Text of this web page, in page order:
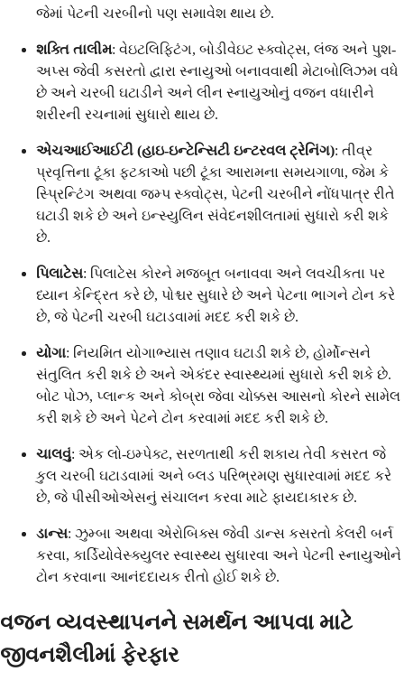
જેમાં પેટની ચરબીનો પણ સમાવેશ થાય છે.
શક્તિ તાલીમ: વેઇટલિફ્ટિંગ, બોડીવેઇટ સ્ક્વોટ્સ, લંજ અને પુશ-
અપ્સ જેવી કસરતો દ્વારા સ્નાયુઓ બનાવવાથી મેટાબોલિઝમ વધે
છે અને ચરબી ઘટાડીને અને લીન સ્નાયુઓનું વજન વધારીને
શરીરની રચનામાં સુધારો થાય છે.
એચઆઈઆઈટી (હાઇ-ઇન્ટેન્સિટી ઇન્ટરવલ ટ્રેનિંગ): તીવ્ર
પ્રવૃત્તિના ટૂંકા ફટકાઓ પછી ટૂંકા આરામના સમયગાળા, જેમ કે
સ્પ્રિન્ટિંગ અથવા જમ્પ સ્ક્વોટ્સ, પેટની ચરબીને નોંધપાત્ર રીતે
ઘટાડી શકે છે અને ઇન્સ્યુલિન સંવેદનશીલતામાં સુધારો કરી શકે
છે.
પિલાટેસ: પિલાટેસ કોરને મજબૂત બનાવવા અને લવચીકતા પર
ધ્યાન કેન્દ્રિત કરે છે, પોશ્ચર સુધારે છે અને પેટના ભાગને ટોન કરે
છે, જે પેટની ચરબી ઘટાડવામાં મદદ કરી શકે છે.
યોગા: નિયમિત યોગાભ્યાસ તણાવ ઘટાડી શકે છે, હોર્મોન્સને
સંતુલિત કરી શકે છે અને એકંદર સ્વાસ્થ્યમાં સુધારો કરી શકે છે.
બોટ પોઝ, પ્લાન્ક અને કોબ્રા જેવા ચોક્કસ આસનો કોરને સામેલ
કરી શકે છે અને પેટને ટોન કરવામાં મદદ કરી શકે છે.
ચાલવું: એક લો-ઇમ્પેક્ટ, સરળતાથી કરી શકાય તેવી કસરત જે
કુલ ચરબી ઘટાડવામાં અને બ્લડ પરિભ્રમણ સુધારવામાં મદદ કરે
છે, જે પીસીઓએસનું સંચાલન કરવા માટે ફાયદાકારક છે.
ડાન્સ: ઝુમ્બા અથવા એરોબિક્સ જેવી ડાન્સ કસરતો કેલરી બર્ન
કરવા, કાર્ડિયોવેસ્ક્યુલર સ્વાસ્થ્ય સુધારવા અને પેટની સ્નાયુઓને
ટોન કરવાના આનંદદાયક રીતો હોઈ શકે છે.
વજન વ્યવસ્થાપનને સમર્થન આપવા માટે
જીવનશૈલીમાં ફેરફાર